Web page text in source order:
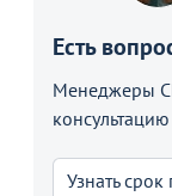
Есть
Менеджеры
Узнать срок